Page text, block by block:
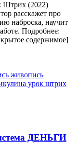
Штрих (2022)
расскажет про
наброска, научит
Подробнее:
содержимое]
живопись
урок штрих
ДЕНЬГИ